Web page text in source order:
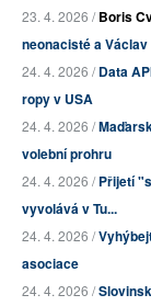
23. 4. 2026 /Boris
neonacisté a
24. 4. 2026 /Data
ropy v USA
24. 4. 2026 /
volební prohru
24. 4. 2026 /Přijetí
vyvolává v Tu...
24. 4. 2026 /
asociace
24. 4. 2026 /